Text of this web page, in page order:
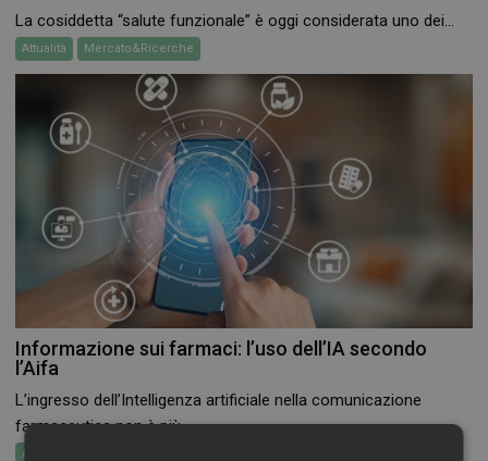
La cosiddetta “salute funzionale” è oggi considerata uno dei...
Attualità Mercato&Ricerche
Informazione sui farmaci: l’uso dell’IA secondo
l’Aifa
L’ingresso dell’Intelligenza artificiale nella comunicazione
farmaceutica non è più...
Attualità